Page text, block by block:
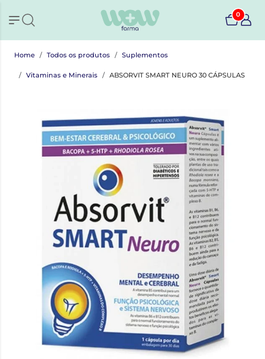
0
Home Todos os produtos Suplementos
Vitaminas e Minerais ABSORVIT SMART NEURO 30 CÁPSULAS